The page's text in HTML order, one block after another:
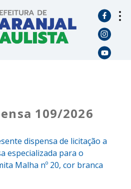
109/2026
dispensa de licitação a
especializada para o
Malha nº 20, cor branca